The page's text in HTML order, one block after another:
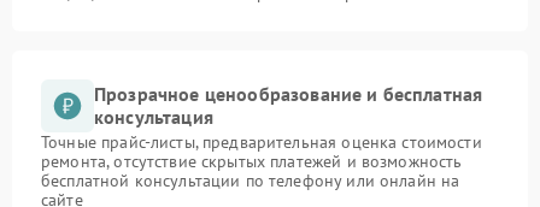
Прозрачное ценообразование и бесплатная
консультация
Точные прайс-листы, предварительная оценка стоимости
ремонта, отсутствие скрытых платежей и возможность
бесплатной консультации по телефону или онлайн на
сайте